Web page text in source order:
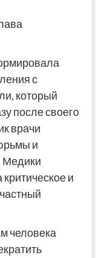
с
который
после своего
врачи
и
Медики
и
человека